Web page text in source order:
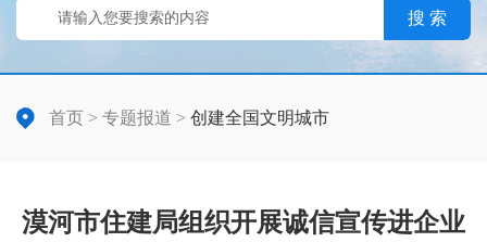
搜 索
首页 > 专题报道 > 创建全国文明城市
漠河市住建局组织开展诚信宣传进企业